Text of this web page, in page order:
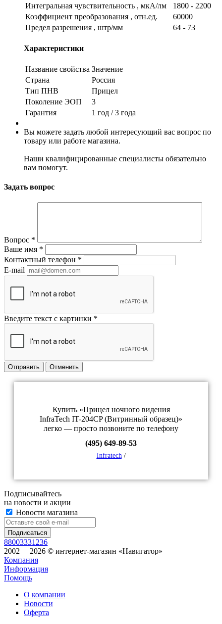
Интегральная чувствительность , мкА/лм
1800 - 2200
Коэффициент преобразования , отн.ед.
60000
Предел разрешения , штр/мм
64 - 73
Характеристики
Название свойства Значение
Страна
Россия
Тип ПНВ
Прицел
Поколение ЭОП
3
Гарантия
1 год / 3 года
Вы можете задать любой интересующий вас вопрос по
товару или работе магазина.
Наши квалифицированные специалисты обязательно
вам помогут.
Задать вопрос
Вопрос *
Ваше имя *
Контактный телефон *
E-mail
Введите текст с картинки *
Отправить Отменить
Купить «Прицел ночного видения
InfraTech IT-204CP (Витринный образец)»
легко — просто позвоните по телефону
(495) 649-89-53
Infratech /
Подписывайтесь
на новости и акции
Новости магазина
88003331236
2002 —2026 © интернет-магазин «Навигатор»
Компания
Информация
Помощь
О компании
Новости
Оферта